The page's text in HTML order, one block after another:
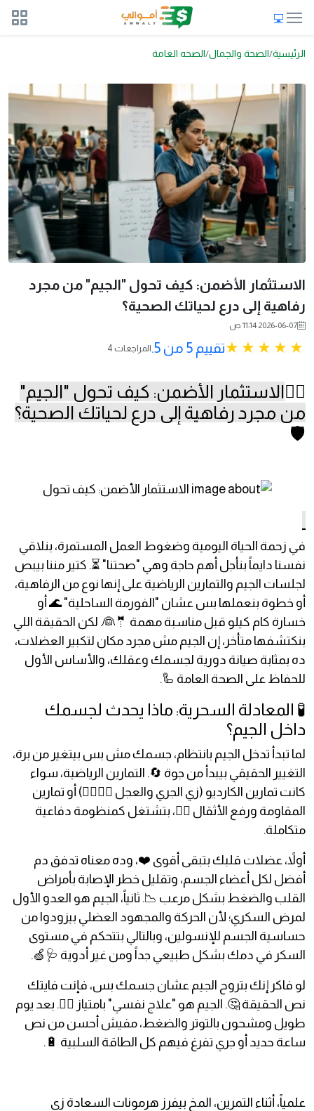
الرئيسية الصحة والجمال الصحه العامة
الاستثمار الأضمن: كيف تحول "الجيم" من مجرد
رفاهية إلى درع لحياتك الصحية؟
2026-06-07 11:14 ص
تقييم 5 من 5. 4 المراجعات
🏋️‍♂️الاستثمار الأضمن: كيف تحول "الجيم"
من مجرد رفاهية إلى درع لحياتك الصحية؟
🛡️
في زحمة الحياة اليومية وضغوط العمل المستمرة، بنلاقي
نفسنا دايماً بنأجل أهم حاجة وهي "صحتنا" ⏳. كتير مننا بيبص
لجلسات الجيم والتمارين الرياضية على إنها نوع من الرفاهية،
أو خطوة بنعملها بس عشان "الفورمة الساحلية" 🌊 أو
خسارة كام كيلو قبل مناسبة مهمة 🤵👰. لكن الحقيقة اللي
بنكتشفها متأخر، إن الجيم مش مجرد مكان لتكبير العضلات،
ده بمثابة صيانة دورية لجسمك وعقلك، والأساس الأول
للحفاظ على الصحة العامة 🦾.
🧪 المعادلة السحرية: ماذا يحدث لجسمك
داخل الجيم؟
لما تبدأ تدخل الجيم بانتظام، جسمك مش بس بيتغير من برة،
التغيير الحقيقي بيبدأ من جوة 🔄. التمارين الرياضية، سواء
كانت تمارين الكارديو (زي الجري والعجل 🏃‍♂️🚴‍♂️) أو تمارين
المقاومة ورفع الأثقال 🏋️‍♀️، بتشتغل كمنظومة دفاعية
متكاملة.
أولاً، عضلات قلبك بتبقى أقوى ❤️، وده معناه تدفق دم
أفضل لكل أعضاء الجسم، وتقليل خطر الإصابة بأمراض
القلب والضغط بشكل مرعب 📉. ثانياً، الجيم هو العدو الأول
لمرض السكري؛ لأن الحركة والمجهود العضلي بيزودوا من
حساسية الجسم للإنسولين، وبالتالي بتتحكم في مستوى
السكر في دمك بشكل طبيعي جداً ومن غير أدوية 🩺🍏.
لو فاكر إنك بتروح الجيم عشان جسمك بس، فإنت فايتك
نص الحقيقة 🤔. الجيم هو "علاج نفسي" بامتياز 🧘‍♂️. بعد يوم
طويل ومشحون بالتوتر والضغط، مفيش أحسن من نص
ساعة حديد أو جري تفرغ فيهم كل الطاقة السلبية 🔋.
علمياً، أثناء التمرين، المخ بيفرز هرمونات السعادة زي